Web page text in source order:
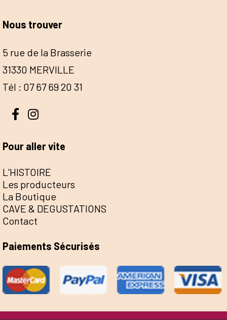
Nous trouver
5 rue de la Brasserie
31330 MERVILLE
Tél : 07 67 69 20 31
Pour aller vite
L’HISTOIRE
Les producteurs
La Boutique
CAVE & DEGUSTATIONS
Contact
Paiements Sécurisés